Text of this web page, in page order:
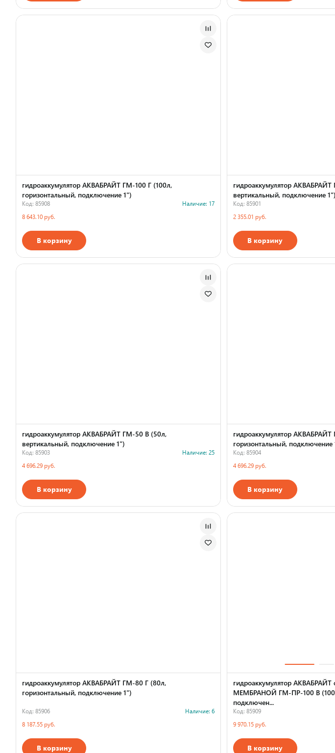
гидроаккумулятор АКВАБРАЙТ ГМ-100 Г (100л,
горизонтальный, подключение 1")
Код: 85908
Наличие: 17
8 643.10 руб.
В корзину
гидроаккумулятор
вертикальный, подключение 1")
Код: 85901
2 355.01 руб.
В корзину
гидроаккумулятор АКВАБРАЙТ ГМ-50 В (50л,
вертикальный, подключение 1")
Код: 85903
Наличие: 25
4 696.29 руб.
В корзину
гидроаккумулятор
горизонтальный, подключение
Код: 85904
4 696.29 руб.
В корзину
гидроаккумулятор АКВАБРАЙТ ГМ-80 Г (80л,
горизонтальный, подключение 1")
Код: 85906
Наличие: 6
8 187.55 руб.
В корзину
гидроаккумулятор
МЕМБРАНОЙ ГМ-ПР-100 В
подключен...
Код: 85909
9 970.15 руб.
В корзину